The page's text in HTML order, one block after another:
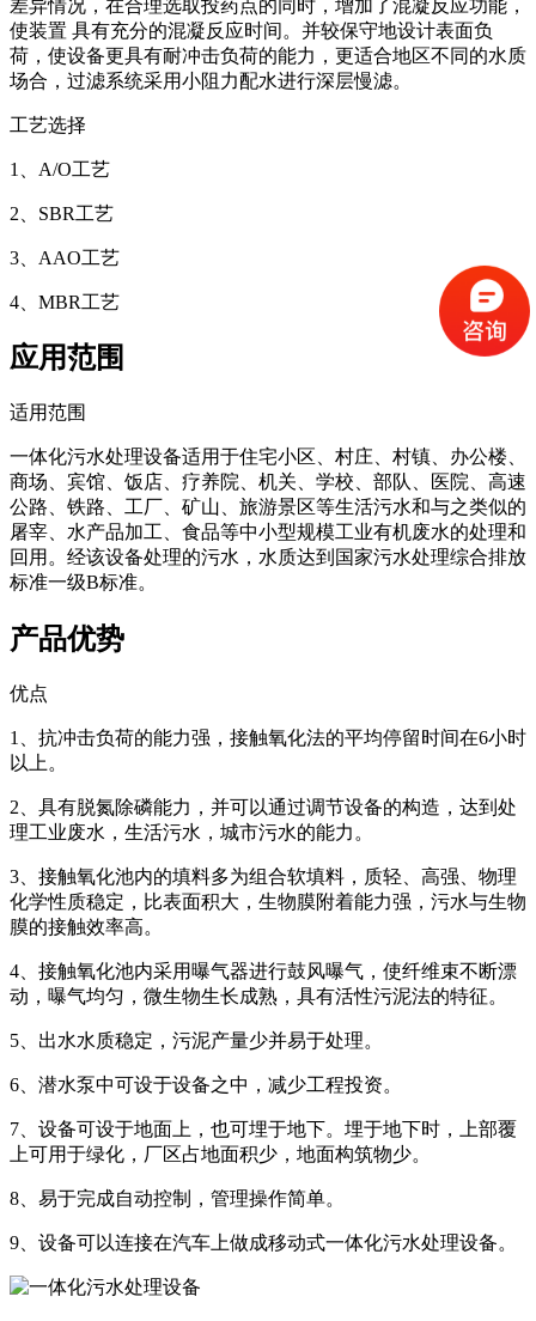
差异情况，在合理选取投药点的同时，增加了混凝反应功能，
使装置 具有充分的混凝反应时间。并较保守地设计表面负
荷，使设备更具有耐冲击负荷的能力，更适合地区不同的水质
场合，过滤系统采用小阻力配水进行深层慢滤。
工艺选择
1、A/O工艺
2、SBR工艺
3、AAO工艺
4、MBR工艺
应用范围
适用范围
一体化污水处理设备适用于住宅小区、村庄、村镇、办公楼、
商场、宾馆、饭店、疗养院、机关、学校、部队、医院、高速
公路、铁路、工厂、矿山、旅游景区等生活污水和与之类似的
屠宰、水产品加工、食品等中小型规模工业有机废水的处理和
回用。经该设备处理的污水，水质达到国家污水处理综合排放
标准一级B标准。
产品优势
优点
1、抗冲击负荷的能力强，接触氧化法的平均停留时间在6小时
以上。
2、具有脱氮除磷能力，并可以通过调节设备的构造，达到处
理工业废水，生活污水，城市污水的能力。
3、接触氧化池内的填料多为组合软填料，质轻、高强、物理
化学性质稳定，比表面积大，生物膜附着能力强，污水与生物
膜的接触效率高。
4、接触氧化池内采用曝气器进行鼓风曝气，使纤维束不断漂
动，曝气均匀，微生物生长成熟，具有活性污泥法的特征。
5、出水水质稳定，污泥产量少并易于处理。
6、潜水泵中可设于设备之中，减少工程投资。
7、设备可设于地面上，也可埋于地下。埋于地下时，上部覆
上可用于绿化，厂区占地面积少，地面构筑物少。
8、易于完成自动控制，管理操作简单。
9、设备可以连接在汽车上做成移动式一体化污水处理设备。